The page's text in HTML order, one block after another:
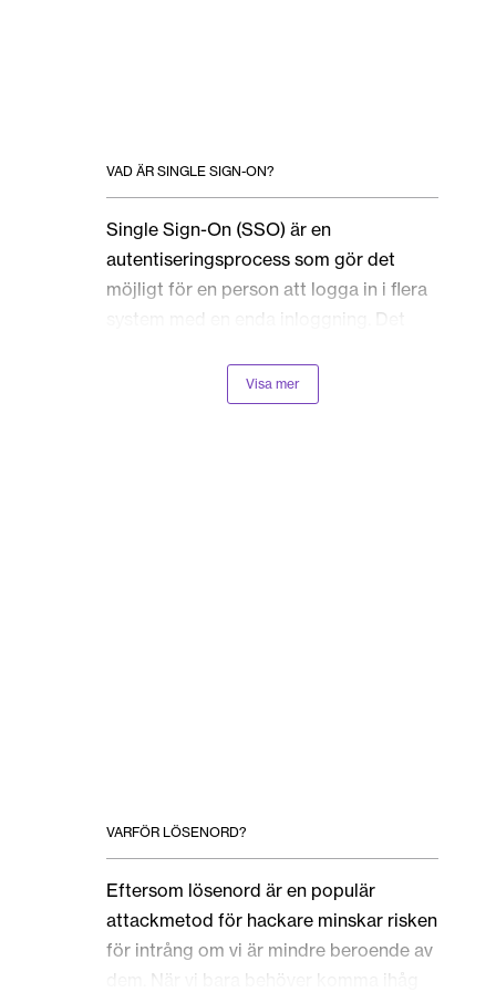
VAD ÄR SINGLE SIGN-ON?
Single Sign-On (SSO) är en
autentiseringsprocess som gör det
möjligt för en person att logga in i flera
system med en enda inloggning. Det
eftersom inloggningssidan ser likadan
ut oavsett vilken tjänst man loggar in på.
Visa mer
VARFÖR LÖSENORD?
Eftersom lösenord är en populär
attackmetod för hackare minskar risken
för intrång om vi är mindre beroende av
dem. När vi bara behöver komma ihåg